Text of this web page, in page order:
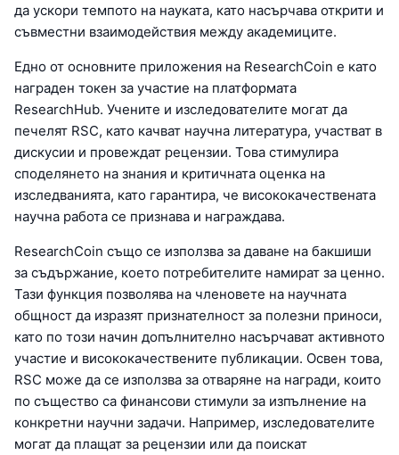
да ускори темпото на науката, като насърчава открити и
съвместни взаимодействия между академиците.
Едно от основните приложения на ResearchCoin е като
награден токен за участие на платформата
ResearchHub. Учените и изследователите могат да
печелят RSC, като качват научна литература, участват в
дискусии и провеждат рецензии. Това стимулира
споделянето на знания и критичната оценка на
изследванията, като гарантира, че висококачествената
научна работа се признава и награждава.
ResearchCoin също се използва за даване на бакшиши
за съдържание, което потребителите намират за ценно.
Тази функция позволява на членовете на научната
общност да изразят признателност за полезни приноси,
като по този начин допълнително насърчават активното
участие и висококачествените публикации. Освен това,
RSC може да се използва за отваряне на награди, които
по същество са финансови стимули за изпълнение на
конкретни научни задачи. Например, изследователите
могат да плащат за рецензии или да поискат